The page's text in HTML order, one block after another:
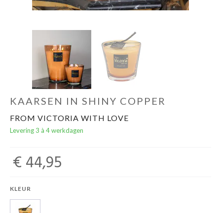
KAARSEN IN SHINY COPPER
FROM VICTORIA WITH LOVE
Levering 3 à 4 werkdagen
€ 44,95
KLEUR